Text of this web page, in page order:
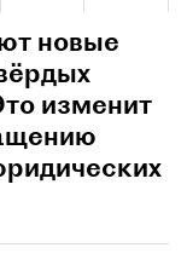
новые
изменит